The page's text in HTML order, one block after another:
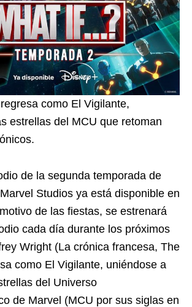
como El Vigilante,
estrellas del MCU que retoman
de la segunda temporada de
Studios ya está disponible en
de las fiestas, se estrenará
cada día durante los próximos
Wright (La crónica francesa, The
como El Vigilante, uniéndose a
del Universo
de Marvel (MCU por sus siglas en